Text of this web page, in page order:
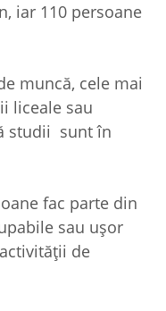
iar 110 persoane
muncă, cele mai
liceale sau
studii sunt în
fac parte din
sau uşor
de